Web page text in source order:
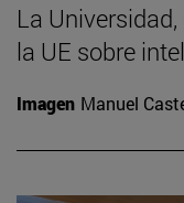
La
la UE sobre
Imagen Manuel